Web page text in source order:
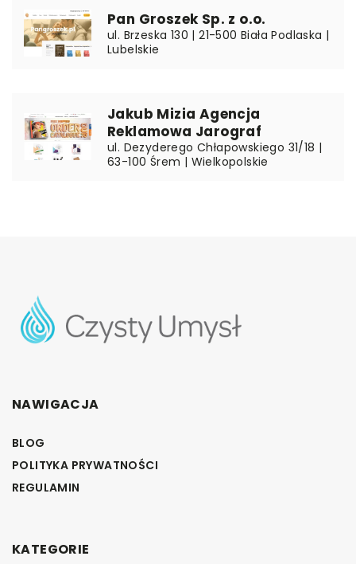
Pan Groszek Sp. z o.o.
ul. Brzeska 130 | 21-500 Biała Podlaska |
Lubelskie
Jakub Mizia Agencja
Reklamowa Jarograf
ul. Dezyderego Chłapowskiego 31/18 |
63-100 Śrem | Wielkopolskie
NAWIGACJA
BLOG
POLITYKA PRYWATNOŚCI
REGULAMIN
KATEGORIE